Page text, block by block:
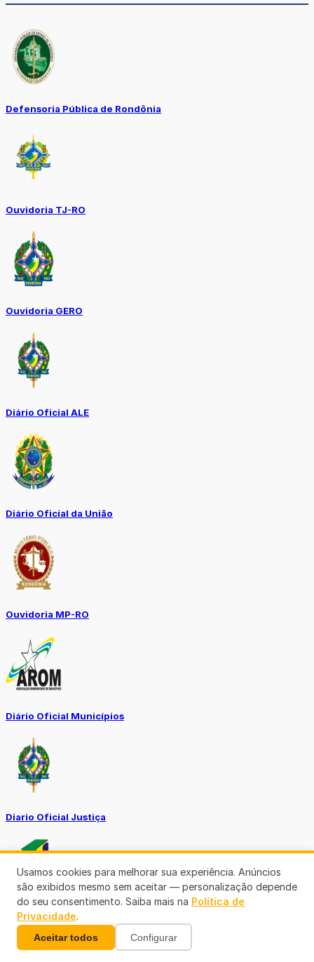
Defensoria Pública de Rondônia
Ouvidoria TJ-RO
Ouvidoria GERO
Diário Oficial ALE
Diário Oficial da União
Ouvidoria MP-RO
Diário Oficial Municípios
Diario Oficial Justiça
SINE Municipal
Usamos cookies para melhorar sua experiência. Anúncios
são exibidos mesmo sem aceitar — personalização depende
do seu consentimento. Saiba mais na Política de
Privacidade.
Aceitar todos Configurar